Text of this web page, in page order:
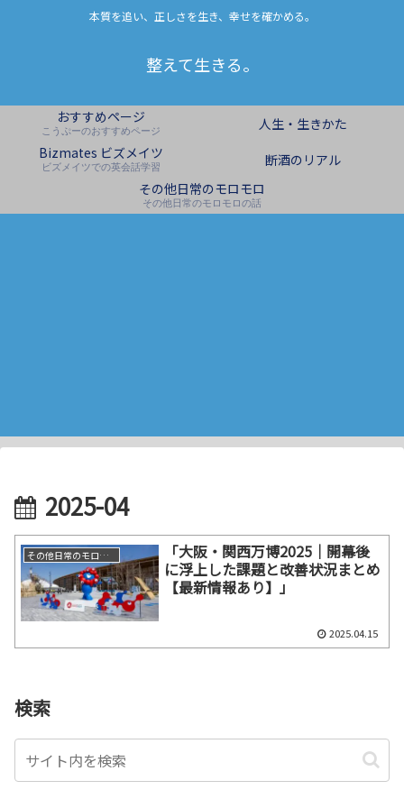
本質を追い、正しさを生き、幸せを確かめる。
整えて生きる。
おすすめページ
こうぷーのおすすめページ
人生・生きかた
Bizmates ビズメイツ
ビズメイツでの英会話学習
断酒のリアル
その他日常のモロモロ
その他日常のモロモロの話
2025-04
その他日常のモロモロ
「大阪・関西万博2025｜開幕後
に浮上した課題と改善状況まとめ
【最新情報あり】」
2025.04.15
検索